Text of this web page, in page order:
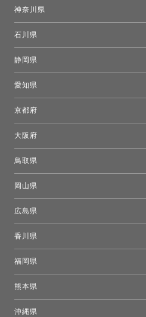
モーイ東京
キーブー東京
FLOS｜フロスデザインスペース青山
神奈川県
石川県
静岡県
愛知県
京都府
大阪府
鳥取県
岡山県
広島県
香川県
福岡県
熊本県
沖縄県